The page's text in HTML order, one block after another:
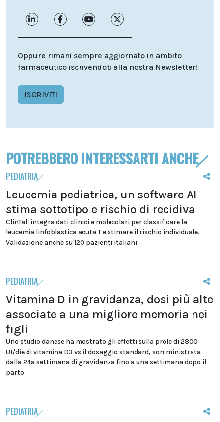
Oppure rimani sempre aggiornato in ambito
farmaceutico iscrivendoti alla nostra Newsletter!
ISCRIVITI
POTREBBERO INTERESSARTI ANCHE
PEDIATRIA
Leucemia pediatrica, un software AI
stima sottotipo e rischio di recidiva
ClinTall integra dati clinici e molecolari per classificare la
leucemia linfoblastica acuta T e stimare il rischio individuale.
Validazione anche su 120 pazienti italiani
PEDIATRIA
Vitamina D in gravidanza, dosi più alte
associate a una migliore memoria nei
figli
Uno studio danese ha mostrato gli effetti sulla prole di 2800
UI/die di vitamina D3 vs il dosaggio standard, somministrata
dalla 24a settimana di gravidanza fino a una settimana dopo il
parto
PEDIATRIA